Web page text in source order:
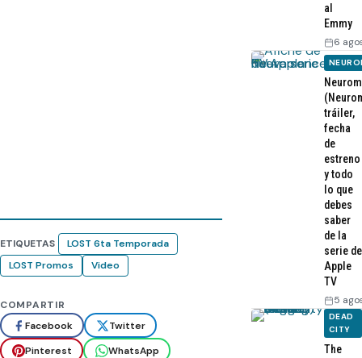
ETIQUETAS
LOST 6ta Temporada
LOST Promos
Video
COMPARTIR
Facebook
Twitter
Pinterest
WhatsApp
al
Emmy
6
tráiler,
fecha
de
estreno
y todo
lo que
debes
saber
de la
serie de
Apple
TV
5
DEAD
CITY
The